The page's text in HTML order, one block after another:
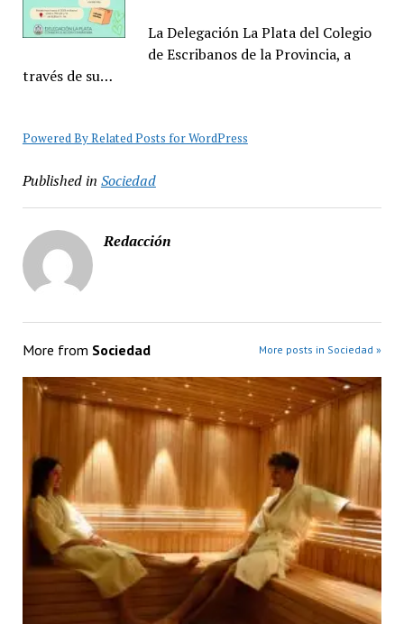
La Delegación La Plata del Colegio
de Escribanos de la Provincia, a
través de su…
Powered By Related Posts for WordPress
Published in Sociedad
Redacción
More from Sociedad More posts in Sociedad »